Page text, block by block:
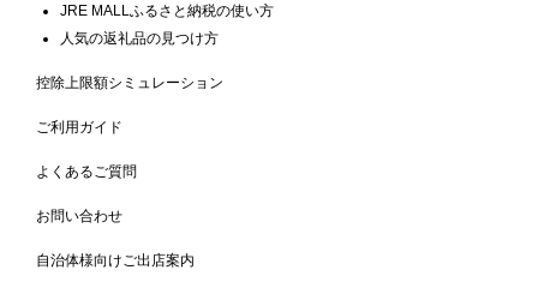
JRE MALLふるさと納税の使い方
人気の返礼品の見つけ方
控除上限額シミュレーション
ご利用ガイド
よくあるご質問
お問い合わせ
自治体様向けご出店案内